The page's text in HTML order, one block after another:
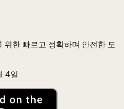
한 빠르고 정확하며 안전한 도
4일